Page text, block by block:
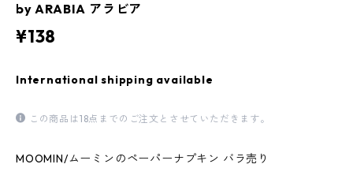
by ARABIA アラビア
¥138
International shipping available
この商品は18点までのご注文とさせていただきます。
MOOMIN/ムーミンのペーパーナプキン バラ売り